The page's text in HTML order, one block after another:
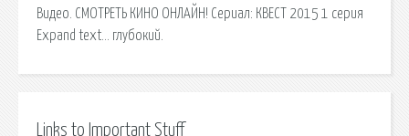
Видео. СМОТРЕТЬ КИНО ОНЛАЙН! Сериал: КВЕСТ 2015 1 серия
Expand text… глубокий.
Links to Important Stuff